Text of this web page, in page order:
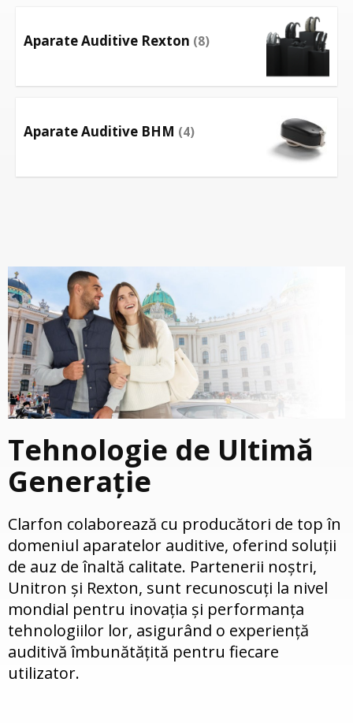
Aparate Auditive Rexton (8)
Aparate Auditive BHM (4)
Tehnologie de Ultimă
Generație
Clarfon colaborează cu producători de top în
domeniul aparatelor auditive, oferind soluții
de auz de înaltă calitate. Partenerii noștri,
Unitron și Rexton, sunt recunoscuți la nivel
mondial pentru inovația și performanța
tehnologiilor lor, asigurând o experiență
auditivă îmbunătățită pentru fiecare
utilizator.